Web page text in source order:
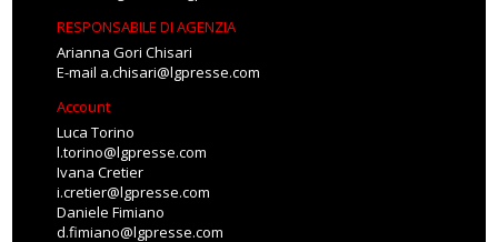
RESPONSABILE DI AGENZIA
Arianna Gori Chisari
E-mail a.chisari@lgpresse.com
Account
Luca Torino
l.torino@lgpresse.com
Ivana Cretier
i.cretier@lgpresse.com
Daniele Fimiano
d.fimiano@lgpresse.com